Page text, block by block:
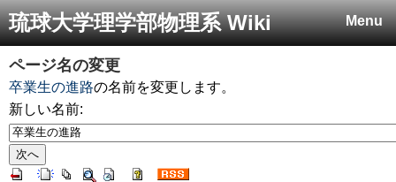
Menu
琉球大学理学部物理系 Wiki
ページ名の変更
卒業生の進路の名前を変更します。
新しい名前: